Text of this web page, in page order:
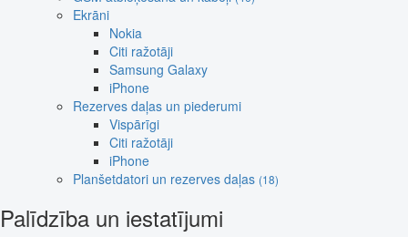
Ekrāni
Nokia
Citi ražotāji
Samsung Galaxy
iPhone
Rezerves daļas un piederumi
Vispārīgi
Citi ražotāji
iPhone
Planšetdatori un rezerves daļas (18)
Palīdzība un iestatījumi